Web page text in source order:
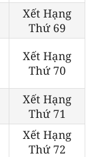
Xết Hạng
Thứ 69
Xết Hạng
Thứ 70
Xết Hạng
Thứ 71
Xết Hạng
Thứ 72